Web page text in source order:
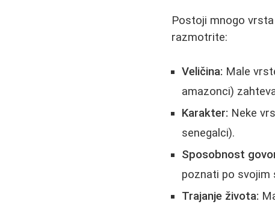
Postoji mnogo vrsta
razmotrite:
Veličina: Male
amazonci)
Karakter: Neke
senegalci).
Sposobnost
poznati po svojim
Trajanje života: